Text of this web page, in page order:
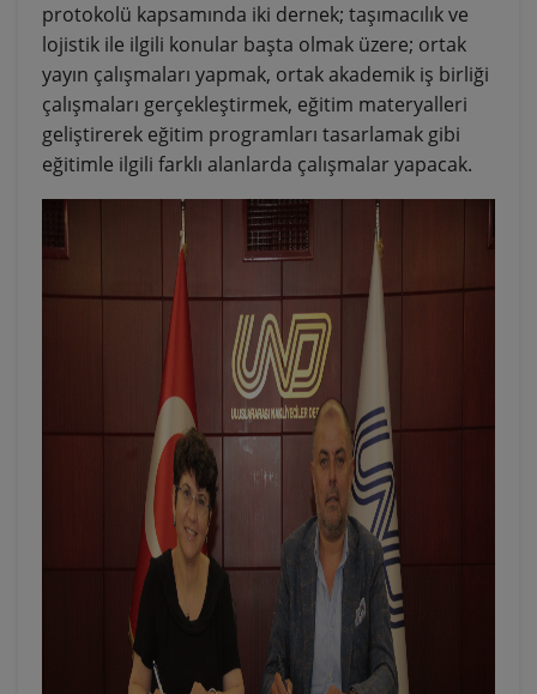
protokolü kapsamında iki dernek; taşımacılık ve
lojistik ile ilgili konular başta olmak üzere; ortak
yayın çalışmaları yapmak, ortak akademik iş birliği
çalışmaları gerçekleştirmek, eğitim materyalleri
geliştirerek eğitim programları tasarlamak gibi
eğitimle ilgili farklı alanlarda çalışmalar yapacak.